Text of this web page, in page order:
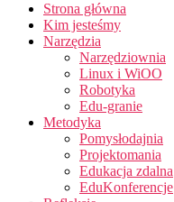
Strona główna
Kim jesteśmy
Narzędzia
Narzędziownia
Linux i WiOO
Robotyka
Edu-granie
Metodyka
Pomysłodajnia
Projektomania
Edukacja zdalna
EduKonferencje